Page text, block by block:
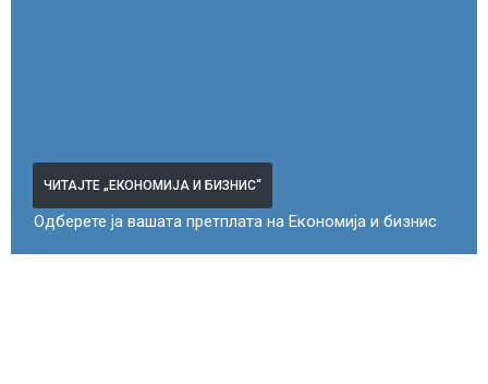
ЧИТАЈТЕ „ЕКОНОМИЈА И БИЗНИС“
Одберете ја вашата претплата на Економија и бизнис